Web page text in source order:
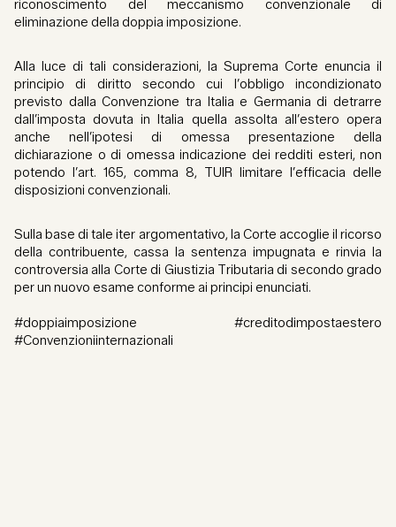
riconoscimento del meccanismo convenzionale di
eliminazione della doppia imposizione.
Alla luce di tali considerazioni, la Suprema Corte enuncia il
principio di diritto secondo cui l’obbligo incondizionato
previsto dalla Convenzione tra Italia e Germania di detrarre
dall’imposta dovuta in Italia quella assolta all’estero opera
anche nell’ipotesi di omessa presentazione della
dichiarazione o di omessa indicazione dei redditi esteri, non
potendo l’art. 165, comma 8, TUIR limitare l’efficacia delle
disposizioni convenzionali.
Sulla base di tale iter argomentativo, la Corte accoglie il ricorso
della contribuente, cassa la sentenza impugnata e rinvia la
controversia alla Corte di Giustizia Tributaria di secondo grado
per un nuovo esame conforme ai principi enunciati.
#doppiaimposizione #creditodimpostaestero
#Convenzioniinternazionali